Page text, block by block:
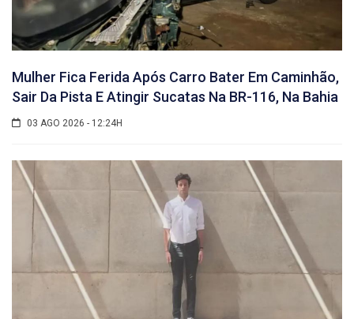
Mulher Fica Ferida Após Carro Bater Em Caminhão,
Sair Da Pista E Atingir Sucatas Na BR-116, Na Bahia
03 AGO 2026 - 12:24H